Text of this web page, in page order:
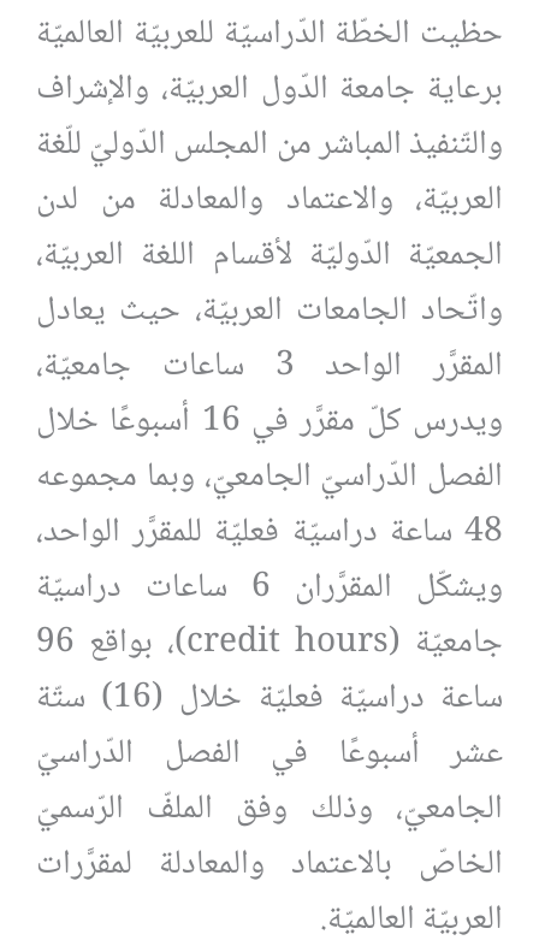
حظيت الخطّة الدّراسيّة للعربيّة العالميّة
برعاية جامعة الدّول العربيّة، والإشراف
والتّنفيذ المباشر من المجلس الدّوليّ للّغة
العربيّة، والاعتماد والمعادلة من لدن
الجمعيّة الدّوليّة لأقسام اللغة العربيّة،
واتّحاد الجامعات العربيّة، حيث يعادل
المقرَّر الواحد 3 ساعات جامعيّة،
ويدرس كلّ مقرَّر في 16 أسبوعًا خلال
الفصل الدّراسيّ الجامعيّ، وبما مجموعه
48 ساعة دراسيّة فعليّة للمقرَّر الواحد،
ويشكّل المقرَّران 6 ساعات دراسيّة
جامعيّة (credit hours)، بواقع 96
ساعة دراسيّة فعليّة خلال (16) ستّة
عشر أسبوعًا في الفصل الدّراسيّ
الجامعيّ، وذلك وفق الملفّ الرّسميّ
الخاصّ بالاعتماد والمعادلة لمقرَّرات
العربيّة العالميّة.